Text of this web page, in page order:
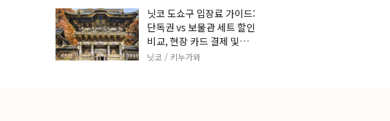
닛코 도쇼구 입장료 가이드:
단독권 vs 보물관 세트 할인
비교, 현장 카드 결제 및
KKday 사전 예매 팁
닛코 / 키누가와